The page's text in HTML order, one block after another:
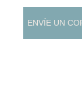
ENVÍE UN